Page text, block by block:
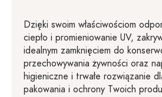
Dzięki swoim właściwościom
ciepło i promieniowanie UV,
idealnym zamknięciem do
przechowywania żywności oraz
higieniczne i trwałe rozwiązanie
pakowania i ochrony Twoich